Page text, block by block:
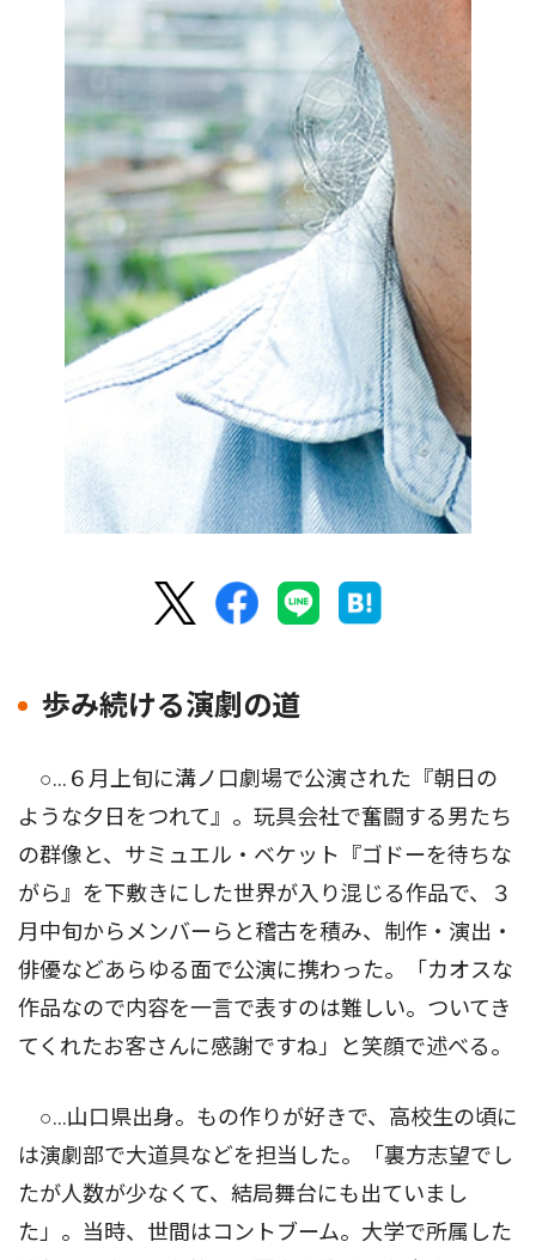
歩み続ける演劇の道
○…６月上旬に溝ノ口劇場で公演された『朝日の
ような夕日をつれて』。玩具会社で奮闘する男たち
の群像と、サミュエル・ベケット『ゴドーを待ちな
がら』を下敷きにした世界が入り混じる作品で、３
月中旬からメンバーらと稽古を積み、制作・演出・
俳優などあらゆる面で公演に携わった。「カオスな
作品なので内容を一言で表すのは難しい。ついてき
てくれたお客さんに感謝ですね」と笑顔で述べる。
○…山口県出身。もの作りが好きで、高校生の頃に
は演劇部で大道具などを担当した。「裏方志望でし
たが人数が少なくて、結局舞台にも出ていまし
た」。当時、世間はコントブーム。大学で所属した